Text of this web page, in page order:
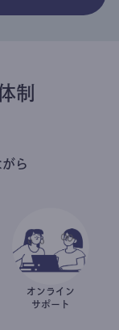
制
ら
オンライン
サポート